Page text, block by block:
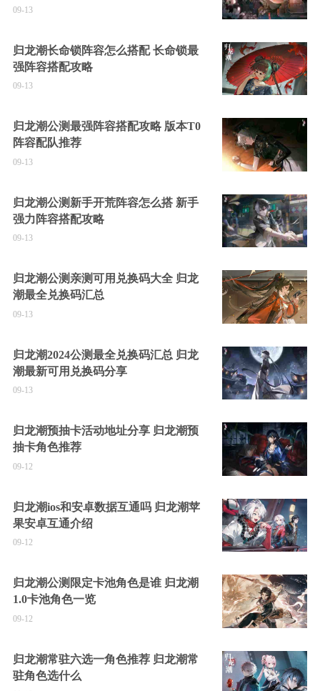
09-13
归龙潮长命锁阵容怎么搭配 长命锁最
强阵容搭配攻略
09-13
归龙潮公测最强阵容搭配攻略 版本T0
阵容配队推荐
09-13
归龙潮公测新手开荒阵容怎么搭 新手
强力阵容搭配攻略
09-13
归龙潮公测亲测可用兑换码大全 归龙
潮最全兑换码汇总
09-13
归龙潮2024公测最全兑换码汇总 归龙
潮最新可用兑换码分享
09-13
归龙潮预抽卡活动地址分享 归龙潮预
抽卡角色推荐
09-12
归龙潮ios和安卓数据互通吗 归龙潮苹
果安卓互通介绍
09-12
归龙潮公测限定卡池角色是谁 归龙潮
1.0卡池角色一览
09-12
归龙潮常驻六选一角色推荐 归龙潮常
驻角色选什么